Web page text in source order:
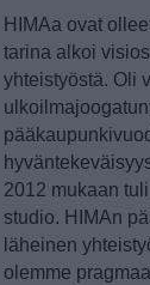
HIMAa ovat
tarina alkoi
yhteistyöstä. Oli
2012 mukaan
studio. HIMAn
läheinen
olemme